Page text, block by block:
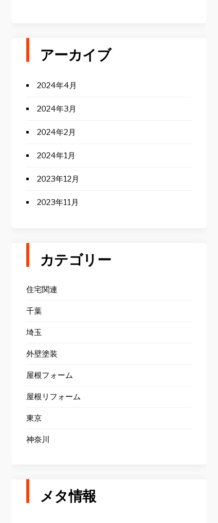
アーカイブ
2024年4月
2024年3月
2024年2月
2024年1月
2023年12月
2023年11月
カテゴリー
住宅関連
千葉
埼玉
外壁塗装
屋根フォーム
屋根リフォーム
東京
神奈川
メタ情報